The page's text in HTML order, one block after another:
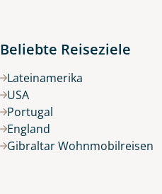
Beliebte Reiseziele
Lateinamerika
USA
Portugal
England
Gibraltar Wohnmobilreisen